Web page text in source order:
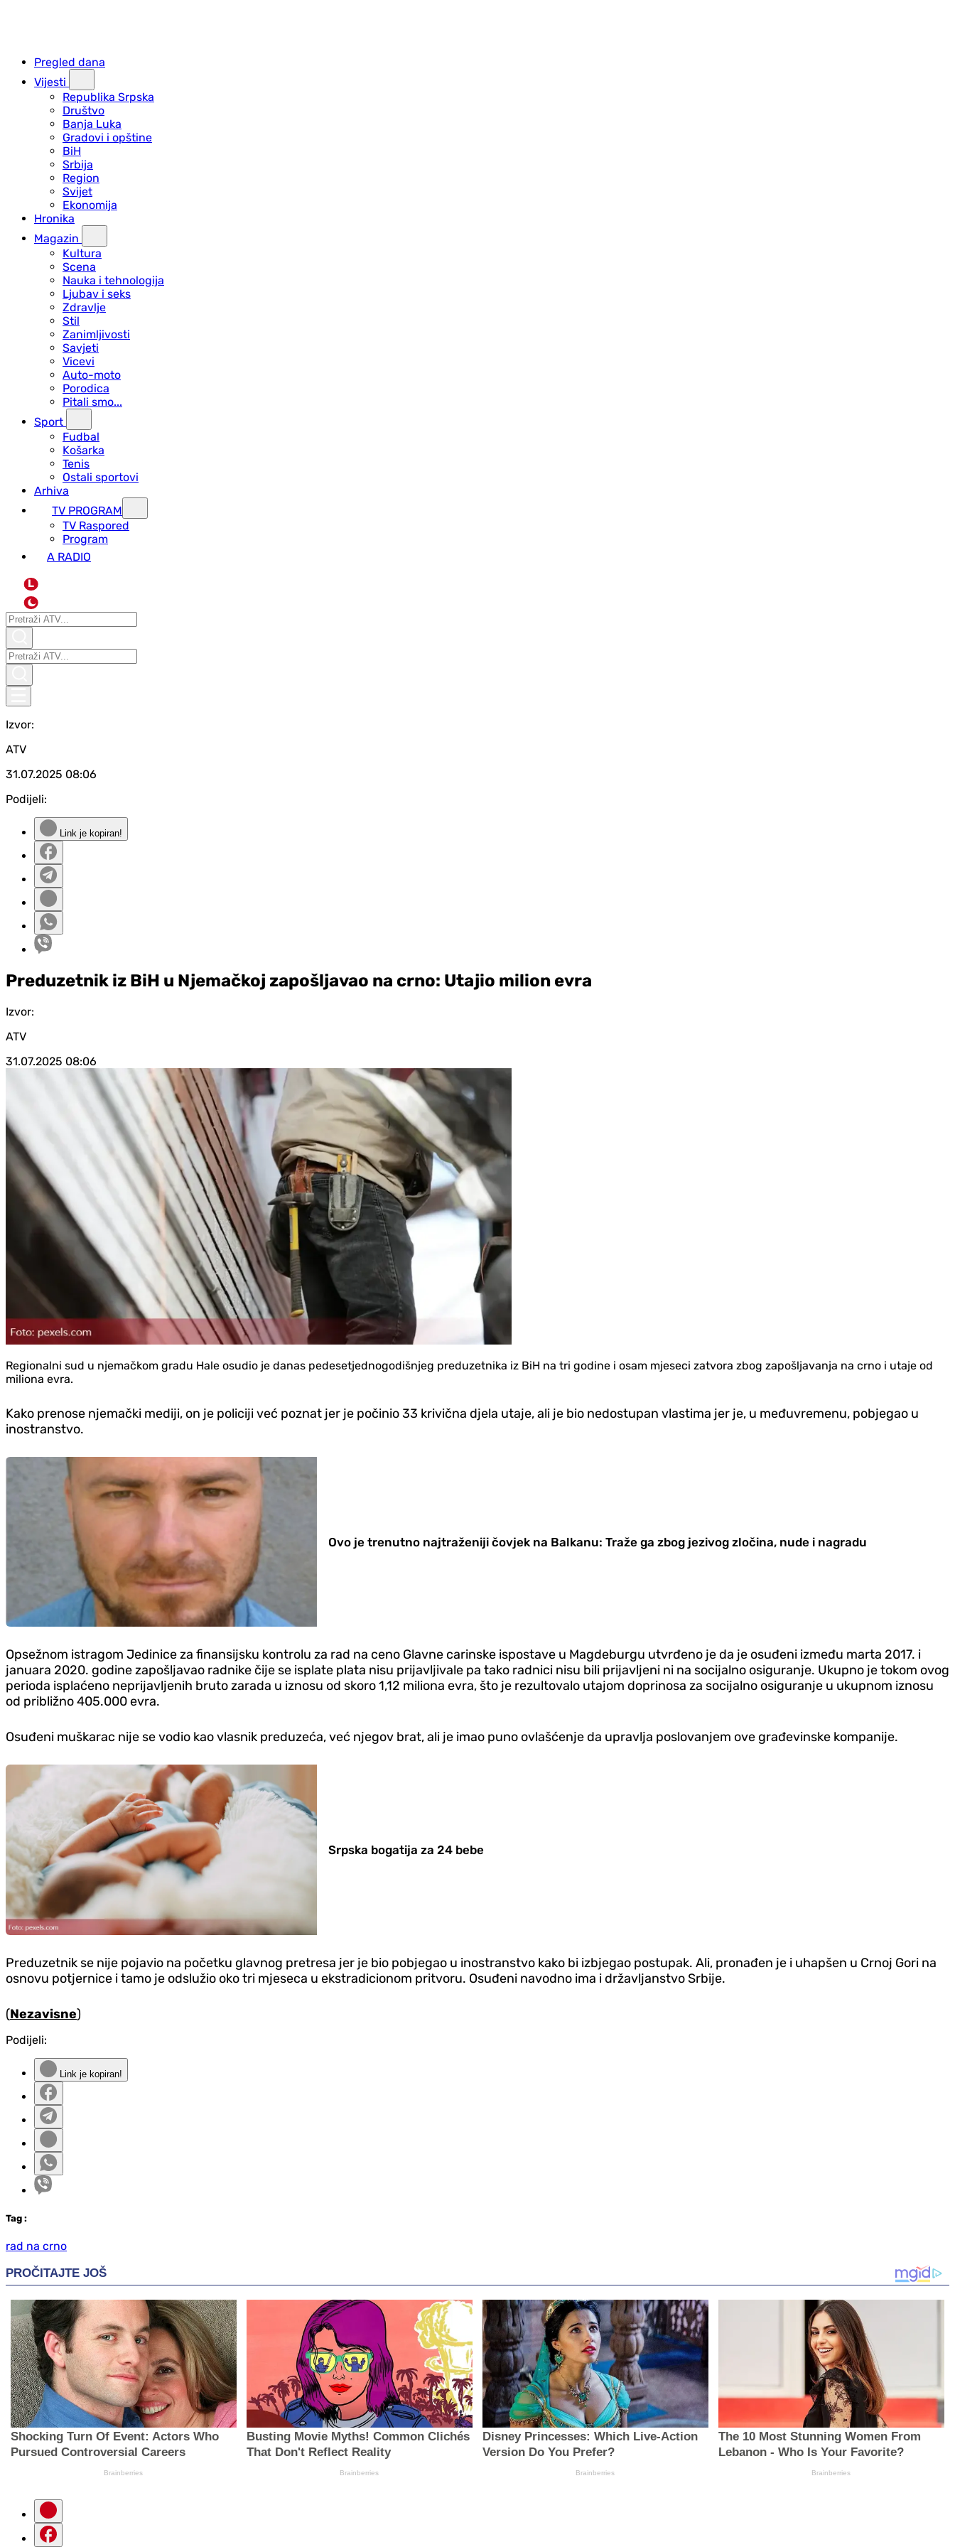
Pregled dana
Vijesti
Republika Srpska
Društvo
Banja Luka
Gradovi i opštine
BiH
Srbija
Region
Svijet
Ekonomija
Hronika
Magazin
Kultura
Scena
Nauka i tehnologija
Ljubav i seks
Zdravlje
Stil
Zanimljivosti
Savjeti
Vicevi
Auto-moto
Porodica
Pitali smo...
Sport
Fudbal
Košarka
Tenis
Ostali sportovi
Arhiva
TV PROGRAM
ТV Raspored
Program
A RADIO
L
Izvor:
ATV
31.07.2025 08:06
Podijeli:
Link je kopiran!
Preduzetnik iz BiH u Njemačkoj zapošljavao na crno: Utajio milion evra
Izvor:
ATV
31.07.2025 08:06
Regionalni sud u njemačkom gradu Hale osudio je danas pedesetjednogodišnjeg preduzetnika iz BiH na tri godine i osam mjeseci zatvora zbog zapošljavanja na crno i utaje od
miliona evra.
Kako prenose njemački mediji, on je policiji već poznat jer je počinio 33 krivična djela utaje, ali je bio nedostupan vlastima jer je, u međuvremenu, pobjegao u
inostranstvo.
Ovo je trenutno najtraženiji čovjek na Balkanu: Traže ga zbog jezivog zločina, nude i nagradu
Opsežnom istragom Jedinice za finansijsku kontrolu za rad na ceno Glavne carinske ispostave u Magdeburgu utvrđeno je da je osuđeni između marta 2017. i
januara 2020. godine zapošljavao radnike čije se isplate plata nisu prijavljivale pa tako radnici nisu bili prijavljeni ni na socijalno osiguranje. Ukupno je tokom ovog
perioda isplaćeno neprijavljenih bruto zarada u iznosu od skoro 1,12 miliona evra, što je rezultovalo utajom doprinosa za socijalno osiguranje u ukupnom iznosu
od približno 405.000 evra.
Osuđeni muškarac nije se vodio kao vlasnik preduzeća, već njegov brat, ali je imao puno ovlašćenje da upravlja poslovanjem ove građevinske kompanije.
Srpska bogatija za 24 bebe
Preduzetnik se nije pojavio na početku glavnog pretresa jer je bio pobjegao u inostranstvo kako bi izbjegao postupak. Ali, pronađen je i uhapšen u Crnoj Gori na
osnovu potjernice i tamo je odslužio oko tri mjeseca u ekstradicionom pritvoru. Osuđeni navodno ima i državljanstvo Srbije.
(Nezavisne)
Podijeli:
Link je kopiran!
Tag :
rad na crno